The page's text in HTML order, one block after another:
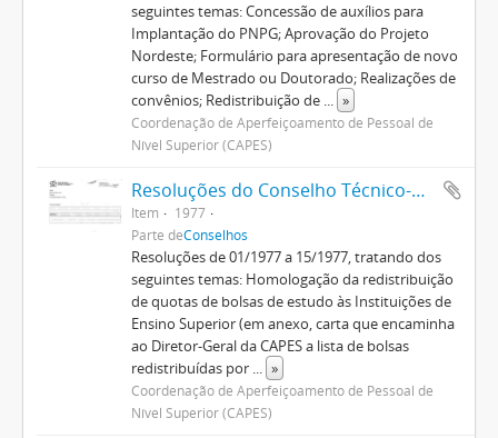
seguintes temas: Concessão de auxílios para
Implantação do PNPG; Aprovação do Projeto
Nordeste; Formulário para apresentação de novo
curso de Mestrado ou Doutorado; Realizações de
convênios; Redistribuição de ... »
Coordenação de Aperfeiçoamento de Pessoal de
Nível Superior (CAPES)
Resoluções do Conselho Técnico-Administrativo (1974-1982)
Item
1977
Parte deConselhos
Resoluções de 01/1977 a 15/1977, tratando dos
seguintes temas: Homologação da redistribuição
de quotas de bolsas de estudo às Instituições de
Ensino Superior (em anexo, carta que encaminha
ao Diretor-Geral da CAPES a lista de bolsas
redistribuídas por ... »
Coordenação de Aperfeiçoamento de Pessoal de
Nível Superior (CAPES)